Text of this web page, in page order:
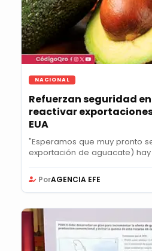
NACIONAL
Refuerzan seguridad
reactivar
EUA
"Esperamos que muy pronto
exportación de aguacate)
PorAGENCIA EFE